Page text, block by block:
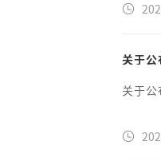
关于
关于